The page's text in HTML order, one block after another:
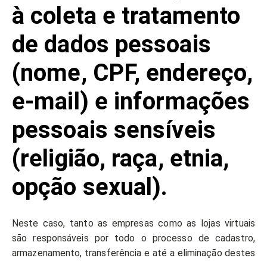
à coleta e tratamento
de dados pessoais
(nome, CPF, endereço,
e-mail) e informações
pessoais sensíveis
(religião, raça, etnia,
opção sexual).
Neste caso, tanto as empresas como as lojas virtuais
são responsáveis por todo o processo de cadastro,
armazenamento, transferência e até a eliminação destes